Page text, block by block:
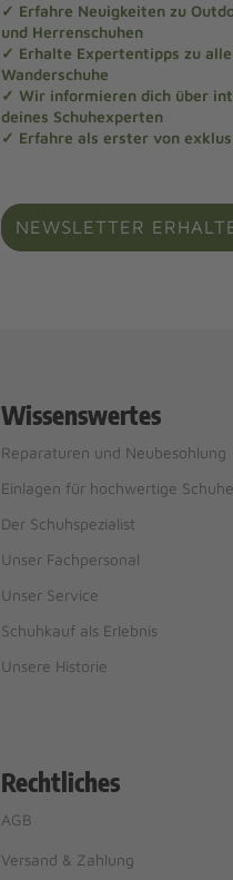
✓ Erfahre Neuigkeiten zu
und Herrenschuhen
✓ Erhalte Expertentipps zu
Wanderschuhe
✓ Wir informieren dich über
deines Schuhexperten
✓ Erfahre als erster von
NEWSLETTER
Wissenswertes
Reparaturen und Neubesohlung
Einlagen für hochwertige Schuhe
Der Schuhspezialist
Unser Fachpersonal
Unser Service
Schuhkauf als Erlebnis
Unsere Historie
Rechtliches
AGB
Versand & Zahlung